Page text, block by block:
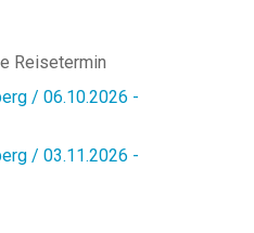
Reisetermin
/ 06.10.2026 -
/ 03.11.2026 -